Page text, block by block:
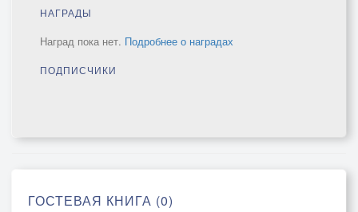
НАГРАДЫ
Наград пока нет. Подробнее о наградах
ПОДПИСЧИКИ
ГОСТЕВАЯ КНИГА (0)